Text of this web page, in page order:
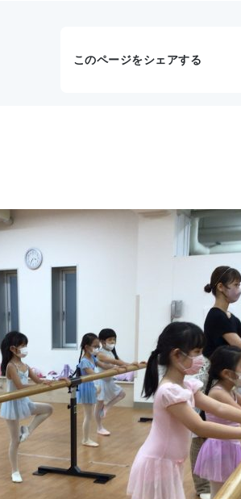
このページをシェアする